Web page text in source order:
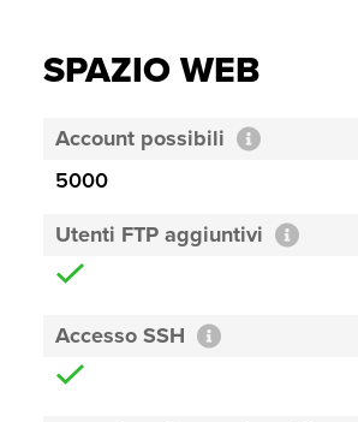
SPAZIO WEB
Account possibili
5000
Utenti FTP aggiuntivi
Accesso SSH